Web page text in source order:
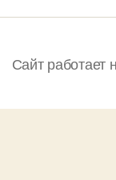
Сайт работает